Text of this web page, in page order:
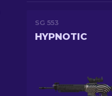
SG 553
HYPNOTIC